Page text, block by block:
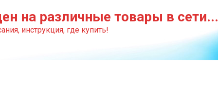
на различные товары в сети...
инструкция, где купить!